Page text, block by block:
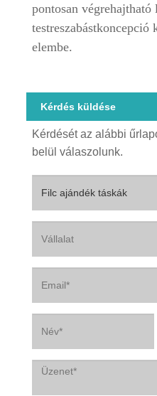
pontosan
testreszabástkoncepció
elembe.
Kérdés küldése
Kérdését az alábbi
belül válaszolunk.